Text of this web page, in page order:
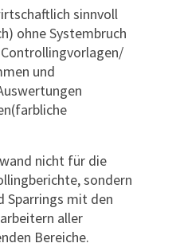
sinnvoll
ohne Systembruch
Controllingvorlagen/
und
nicht für die
sondern
Sparrings mit den
aller
Bereiche.